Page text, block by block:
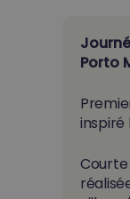
Porto
inspiré